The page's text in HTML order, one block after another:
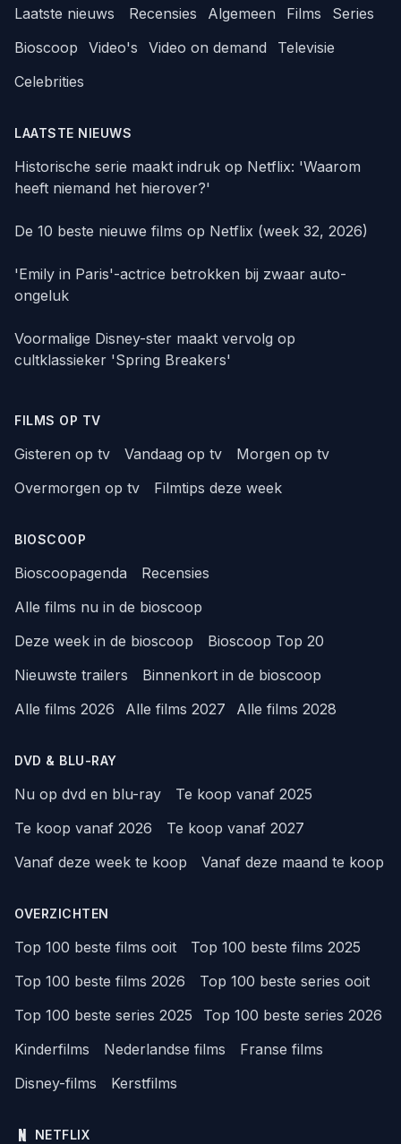
Laatste nieuws Recensies Algemeen Films
Series
Bioscoop
Video's Video on demand
Televisie
Celebrities
LAATSTE NIEUWS
Historische serie maakt indruk op Netflix: 'Waarom
heeft niemand het hierover?'
De 10 beste nieuwe films op Netflix (week 32, 2026)
'Emily in Paris'-actrice betrokken bij zwaar auto-
ongeluk
Voormalige Disney-ster maakt vervolg op
cultklassieker 'Spring Breakers'
FILMS OP TV
Gisteren op tv Vandaag op tv
Morgen op tv
Overmorgen op tv
Filmtips deze week
BIOSCOOP
Bioscoopagenda
Recensies
Alle films nu in de bioscoop
Deze week in de bioscoop
Bioscoop Top 20
Nieuwste trailers
Binnenkort in de bioscoop
Alle films 2026
Alle films 2027 Alle films 2028
DVD & BLU-RAY
Nu op dvd en blu-ray
Te koop vanaf 2025
Te koop vanaf 2026
Te koop vanaf 2027
Vanaf deze week te koop
Vanaf deze maand te koop
OVERZICHTEN
Top 100 beste films ooit
Top 100 beste films 2025
Top 100 beste films 2026
Top 100 beste series ooit
Top 100 beste series 2025
Top 100 beste series 2026
Kinderfilms
Nederlandse films
Franse films
Disney-films
Kerstfilms
NETFLIX